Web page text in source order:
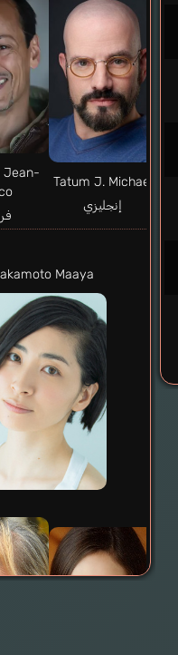
Tatum J. Michael
إنجليزي
Jean-
Maaya